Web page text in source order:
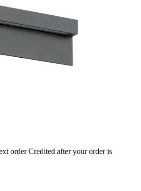
order Credited after your order is